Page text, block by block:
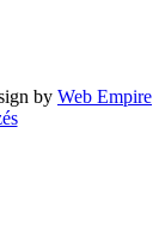
by Web Empire